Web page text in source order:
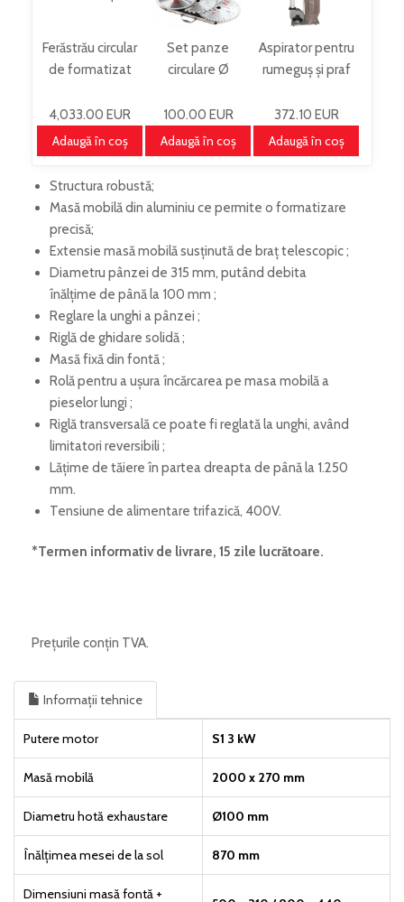
Ferăstrău circular
de formatizat
4,033.00 EUR
Adaugă în coş
Set panze
circulare Ø
KSB315SET
100.00 EUR
Adaugă în coş
Aspirator pentru
rumeguș și praf
372.10 EUR
Adaugă în coş
Structura robustă;
Masă mobilă din aluminiu ce permite o formatizare
precisă;
Extensie masă mobilă susținută de braț telescopic ;
Diametru pânzei de 315 mm, putând debita
înălțime de până la 100 mm ;
Reglare la unghi a pânzei ;
Riglă de ghidare solidă ;
Masă fixă din fontă ;
Rolă pentru a ușura încărcarea pe masa mobilă a
pieselor lungi ;
Riglă transversală ce poate fi reglată la unghi, având
limitatori reversibili ;
Lățime de tăiere în partea dreapta de până la 1.250
mm.
Tensiune de alimentare trifazică, 400V.
*Termen informativ de livrare, 15 zile lucrătoare.
Prețurile conțin TVA.
Informații tehnice
Putere motor S1 3 kW
Masă mobilă 2000 x 270 mm
Diametru hotă exhaustare Ø100 mm
Înălțimea mesei de la sol 870 mm
Dimensiuni masă fontă +